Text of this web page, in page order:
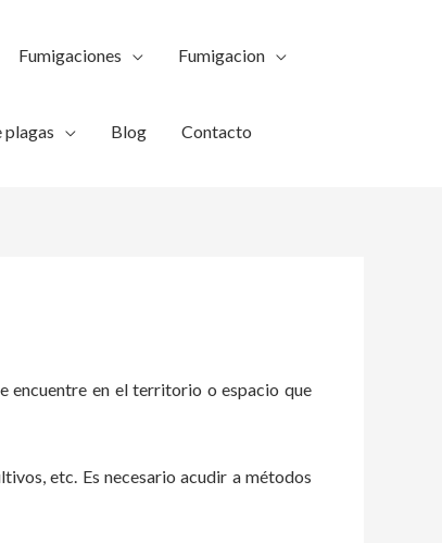
Fumigaciones Fumigacion
plagas Blog Contacto
encuentre en el territorio o espacio que
etc. Es necesario acudir a métodos